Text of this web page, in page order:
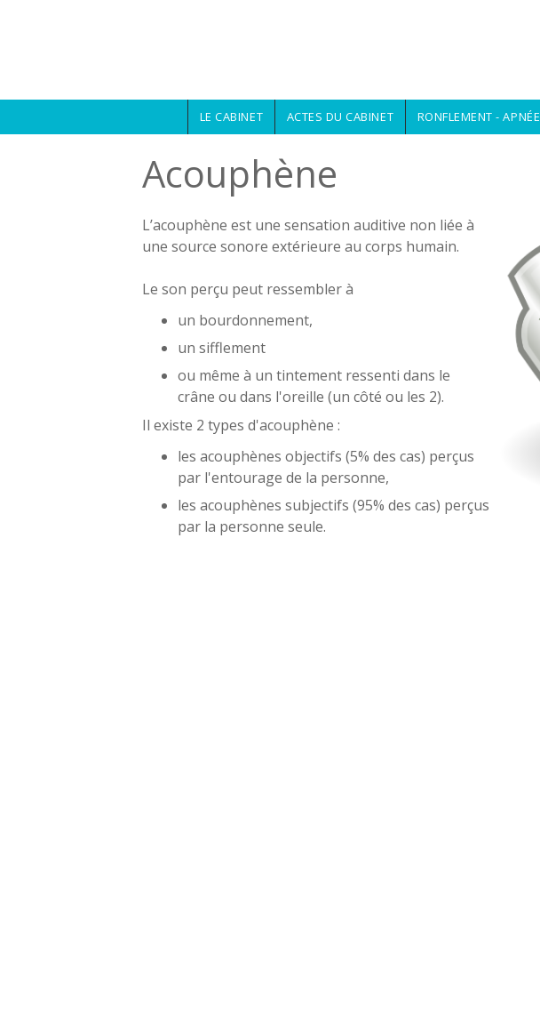
LE CABINET ACTES DU CABINET RONFLEMENT - APNÉE
Acouphène
L’acouphène est une sensation auditive non liée à
une source sonore extérieure au corps humain.
Le son perçu peut ressembler à
un bourdonnement,
un sifflement
ou même à un tintement ressenti dans le
crâne ou dans l'oreille (un côté ou les 2).
Il existe 2 types d'acouphène :
les acouphènes objectifs (5% des cas) perçus
par l'entourage de la personne,
les acouphènes subjectifs (95% des cas) perçus
par la personne seule.